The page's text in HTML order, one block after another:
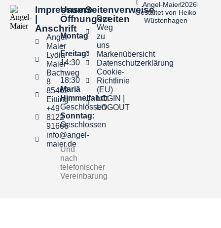
Impressum
Anschrift
Angel-
Maier
Lydia
Maier
Bachweg
8
85462
Eitting
+49
8122
91666
info@angel-
maier.de
Unsere
Öffnungszeiten
Montag
–
Freitag:
14:30
–
18:30
Mariä
Himmelfahrt:
Geschlossen
Sonntag:
Geschlossen
Und
nach
telefonischer
Vereinbarung
Seitenverweise
Der
Weg
zu
uns
Markenübersicht
Datenschutzerklärung
Cookie-
Richtlinie
(EU)
LOGIN |
LOGOUT
Angel-Maier2026
Gestaltet von Heiko
Wüstenhagen